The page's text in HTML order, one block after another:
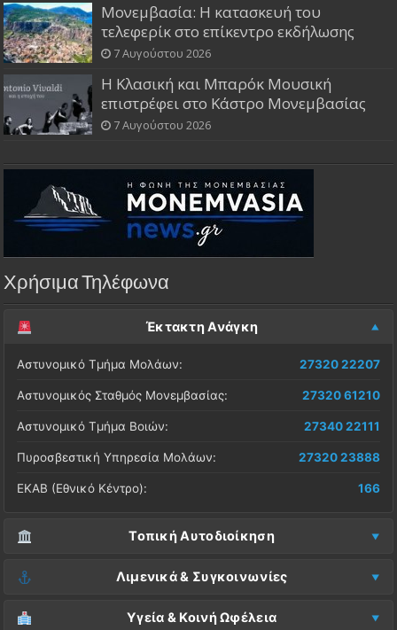
Μονεμβασία: Η κατασκευή του
τελεφερίκ στο επίκεντρο εκδήλωσης
7 Αυγούστου 2026
Η Κλασική και Μπαρόκ Μουσική
επιστρέφει στο Κάστρο Μονεμβασίας
7 Αυγούστου 2026
Χρήσιμα Τηλέφωνα
Έκτακτη Ανάγκη
Αστυνομικό Τμήμα Μολάων: 27320 22207
Αστυνομικός Σταθμός Μονεμβασίας: 27320 61210
Αστυνομικό Τμήμα Βοιών: 27340 22111
Πυροσβεστική Υπηρεσία Μολάων: 27320 23888
ΕΚΑΒ (Εθνικό Κέντρο): 166
Τοπική Αυτοδιοίκηση
Δήμος Μονεμβασίας (Έδρα):
Λιμενικά & Συγκοινωνίες
Λιμεναρχείο Μονεμβασίας:
Υγεία & Κοινή Ωφέλεια